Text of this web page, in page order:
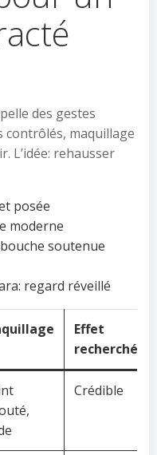
des gestes
contrôlés, maquillage
L’idée: rehausser
posée
moderne
soutenue
regard réveillé
Effet
recherché ✨
Crédible